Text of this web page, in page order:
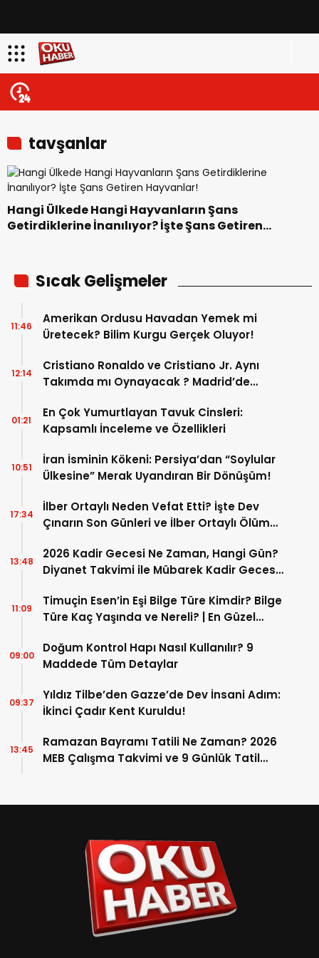
tavşanlar
Hangi Ülkede Hangi Hayvanların Şans
Getirdiklerine İnanılıyor? İşte Şans Getiren
Sıcak Gelişmeler
Amerikan Ordusu Havadan Yemek mi
Üretecek? Bilim Kurgu Gerçek Oluyor!
11:46
Cristiano Ronaldo ve Cristiano Jr. Aynı
Takımda mı Oynayacak ? Madrid’de
12:14
En Çok Yumurtlayan Tavuk Cinsleri:
Kapsamlı İnceleme ve Özellikleri
01:21
İran İsminin Kökeni: Persiya’dan “Soylular
Ülkesine” Merak Uyandıran Bir Dönüşüm!
10:51
İlber Ortaylı Neden Vefat Etti? İşte Dev
Çınarın Son Günleri ve İlber Ortaylı Ölüm
17:34
2026 Kadir Gecesi Ne Zaman, Hangi Gün?
Diyanet Takvimi ile Mübarek Kadir Gecesi
13:48
Timuçin Esen’in Eşi Bilge Türe Kimdir? Bilge
Türe Kaç Yaşında ve Nereli? | En Güzel
11:09
Doğum Kontrol Hapı Nasıl Kullanılır? 9
Maddede Tüm Detaylar
09:00
Yıldız Tilbe’den Gazze’de Dev İnsani Adım:
İkinci Çadır Kent Kuruldu!
09:37
Ramazan Bayramı Tatili Ne Zaman? 2026
MEB Çalışma Takvimi ve 9 Günlük Tatil
13:45